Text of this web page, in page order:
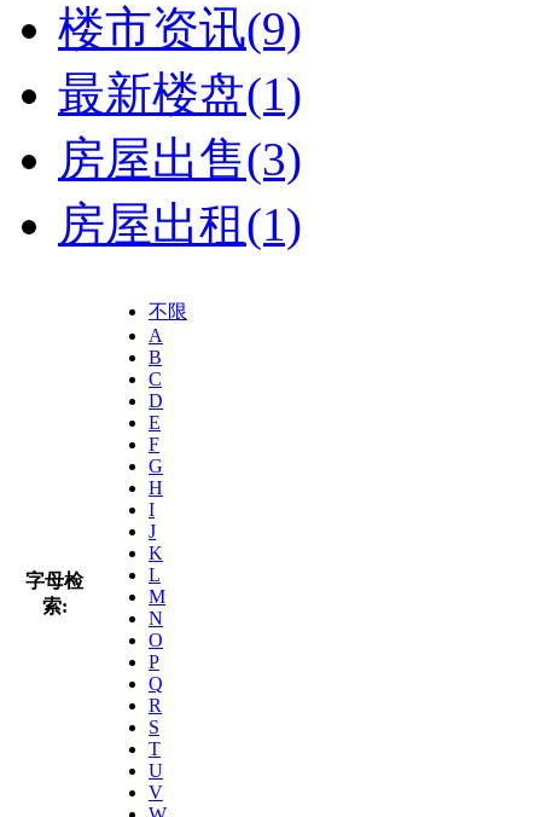
楼市资讯(9)
最新楼盘(1)
房屋出售(3)
房屋出租(1)
字母检
索:
不限
A
B
C
D
E
F
G
H
I
J
K
L
M
N
O
P
Q
R
S
T
U
V